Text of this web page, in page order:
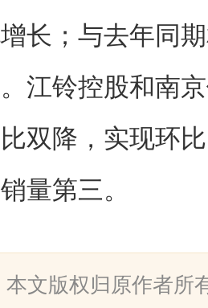
长；与去年同
江铃控股和南
双降，实现环
量第三。
本文版权归原作者所